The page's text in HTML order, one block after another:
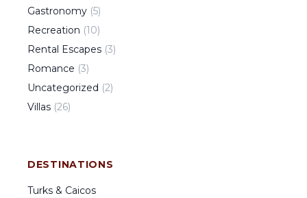
Gastronomy (5)
Recreation (10)
Rental Escapes (3)
Romance (3)
Uncategorized (2)
Villas (26)
DESTINATIONS
Turks & Caicos